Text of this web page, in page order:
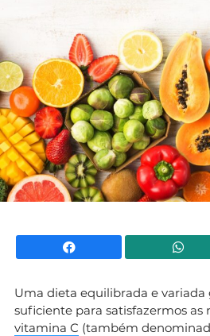
Facebook
Uma dieta equilibrada e
suficiente para satisfazermos as
vitamina C (também